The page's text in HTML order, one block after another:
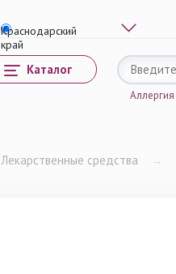
Каталог
Аллергия
Лекарственные средства →